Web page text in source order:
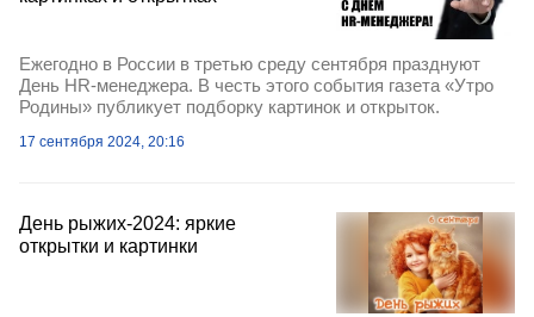
Ежегодно в России в третью среду сентября празднуют
День HR-менеджера. В честь этого события газета «Утро
Родины» публикует подборку картинок и открыток.
17 сентября 2024, 20:16
День рыжих-2024: яркие
открытки и картинки